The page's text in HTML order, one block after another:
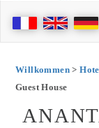
Willkommen>
Guest House